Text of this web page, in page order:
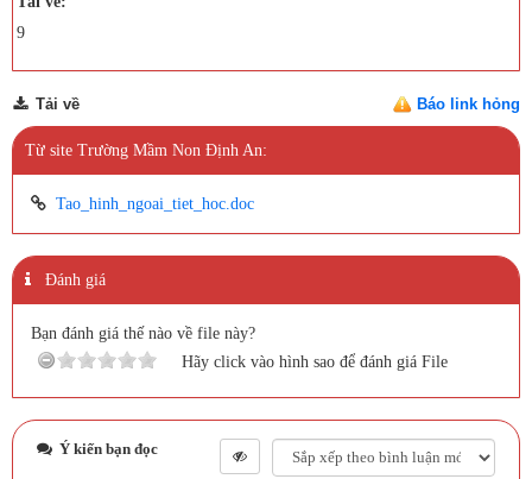
9
Báo link hỏng
Tải về
Từ site Trường Mầm Non Định An:
Tao_hinh_ngoai_tiet_hoc.doc
Đánh giá
Bạn đánh giá thế nào về file này?
Hãy click vào hình sao để đánh giá File
Ý kiến bạn đọc